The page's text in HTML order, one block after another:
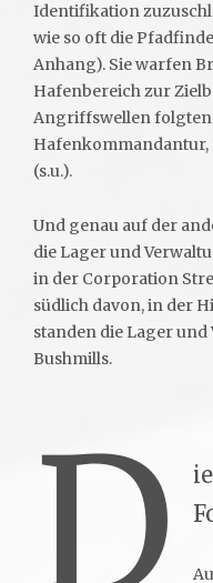
Identifikation
wie so oft die
Anhang). Sie warfen
Hafenbereich zur
Angriffswellen folgten.
Hafenkommandantur,
(s.u.).
Und genau auf der
die Lager und
in der Corporation
südlich davon, in der
standen die Lager
Bushmills.
D